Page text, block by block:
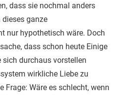
dass sie nochmal anders
ganze
nur hypothetisch wäre. Doch
dass schon heute Einige
sich durchaus vorstellen
wirkliche Liebe zu
Frage: Wäre es schlecht, wenn